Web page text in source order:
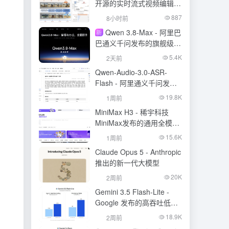
开源的实时流式视频编辑模
8小时前 887
新 Qwen 3.8-Max - 阿里巴
巴通义千问发布的旗舰级大
模型2天前 5.4K
Qwen-Audio-3.0-ASR-
Flash - 阿里通义千问发布
的语音识别大模型
1周前 19.8K
MiniMax H3 - 稀宇科技
MiniMax发布的通用全模态
生成模型
1周前 15.6K
Claude Opus 5 - Anthropic
推出的新一代大模型
2周前 20K
Gemini 3.5 Flash-Lite -
Google 发布的高吞吐低成
本模型
2周前 18.9K